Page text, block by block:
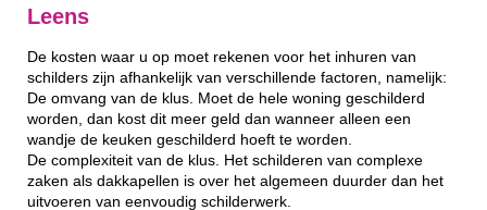
Leens
De kosten waar u op moet rekenen voor het inhuren van
schilders zijn afhankelijk van verschillende factoren, namelijk:
De omvang van de klus. Moet de hele woning geschilderd
worden, dan kost dit meer geld dan wanneer alleen een
wandje de keuken geschilderd hoeft te worden.
De complexiteit van de klus. Het schilderen van complexe
zaken als dakkapellen is over het algemeen duurder dan het
uitvoeren van eenvoudig schilderwerk.